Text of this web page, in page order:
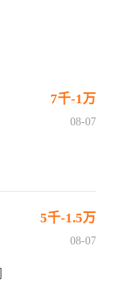
7千-1万
08-07
5千-1.5万
08-07